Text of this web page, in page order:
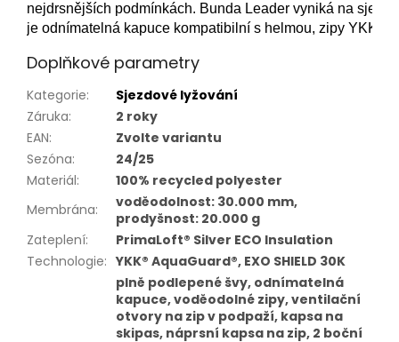
nejdrsnějších podmínkách. Bunda Leader vyniká na
je odnímatelná kapuce kompatibilní s helmou, zipy YKK®
Doplňkové parametry
Kategorie:
Sjezdové lyžování
Záruka:
2 roky
EAN:
Zvolte variantu
Sezóna:
24/25
Materiál:
100% recycled polyester
Membrána:
voděodolnost: 30.000 mm,
prodyšnost: 20.000 g
Zateplení:
PrimaLoft® Silver ECO Insulation
Technologie: YKK® AquaGuard®, EXO SHIELD 30K
plně podlepené švy, odnímatelná
kapuce, voděodolné zipy, ventilační
otvory na zip v podpaží, kapsa na
skipas, náprsní kapsa na zip, 2 boční